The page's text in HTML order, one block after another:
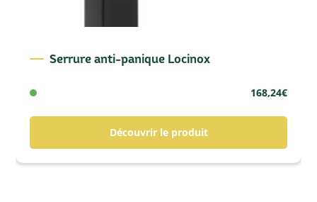
Serrure anti-panique Locinox
168,24€
Découvrir le produit